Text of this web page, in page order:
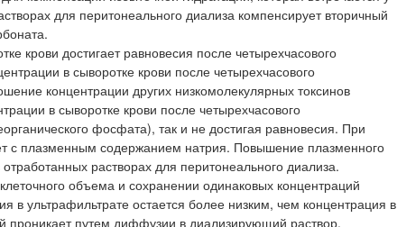
для перитонеального диализа компенсирует вторичный
крови достигает равновесия после четырехчасового
в сыворотке крови после четырехчасового
концентрации других низкомолекулярных токсинов
в сыворотке крови после четырехчасового
фосфата), так и не достигая равновесия. При
с плазменным содержанием натрия. Повышение плазменного
растворах для перитонеального диализа.
объема и сохранении одинаковых концентраций
в ультрафильтрате остается более низким, чем концентрация в
проникает путем диффузии в диализирующий раствор.